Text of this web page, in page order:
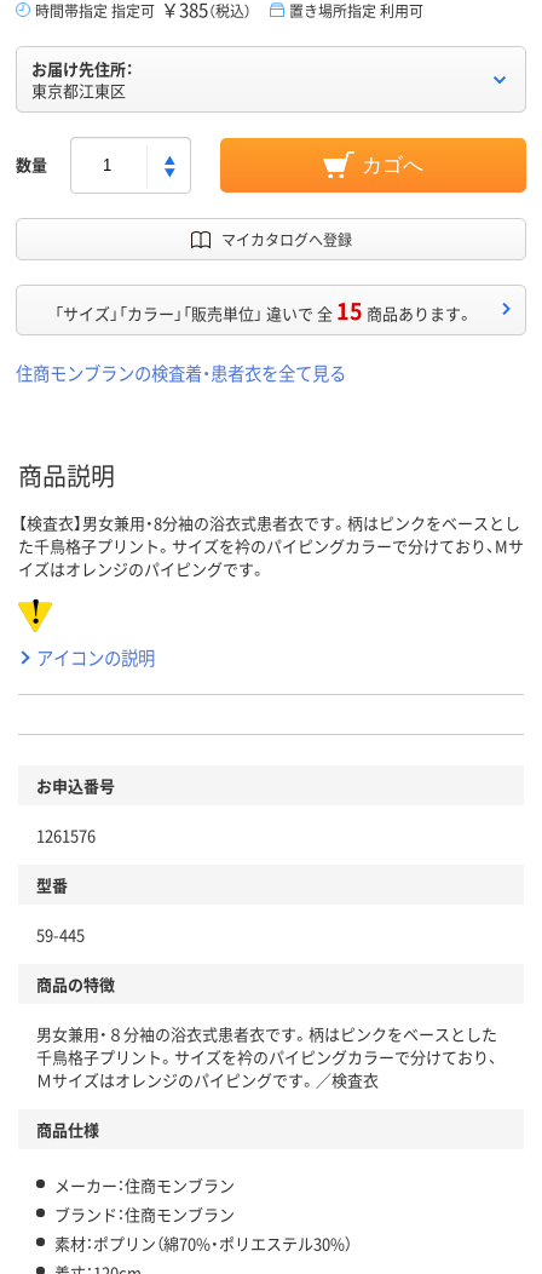
時間帯指定 指定可 ￥385（税込） 置き場所指定 利用可
お届け先住所：
東京都江東区
数量 カゴへ
マイカタログへ登録
「サイズ」「カラー」「販売単位」 違いで 全 15 商品あります。
住商モンブランの検査着・患者衣を全て見る
商品説明
【検査衣】男女兼用・8分袖の浴衣式患者衣です。柄はピンクをベースとし
た千鳥格子プリント。サイズを衿のパイピングカラーで分けており、Mサ
イズはオレンジのパイピングです。
アイコンの説明
お申込番号
1261576
型番
59-445
商品の特徴
男女兼用・８分袖の浴衣式患者衣です。柄はピンクをベースとした
千鳥格子プリント。サイズを衿のパイピングカラーで分けており、
Ｍサイズはオレンジのパイピングです。／検査衣
商品仕様
メーカー：住商モンブラン
ブランド：住商モンブラン
素材：ポプリン（綿70%・ポリエステル30%）